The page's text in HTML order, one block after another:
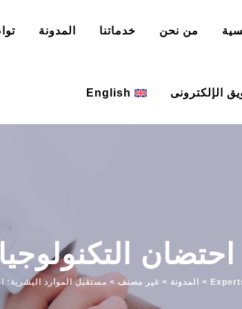
من نحن خدماتنا المدونة
الإلكترونى English
التكنولوجيا
> المدونة > غير مصنف > مستقبل الموارد البشرية: